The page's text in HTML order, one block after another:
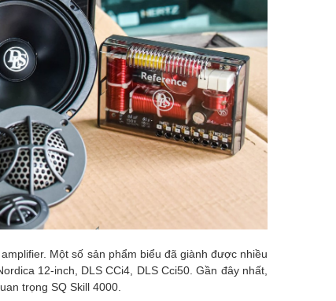
Một số sản phẩm biểu đã giành được nhiều
12-inch, DLS CCi4, DLS Cci50. Gần đây nhất,
trọng SQ Skill 4000.